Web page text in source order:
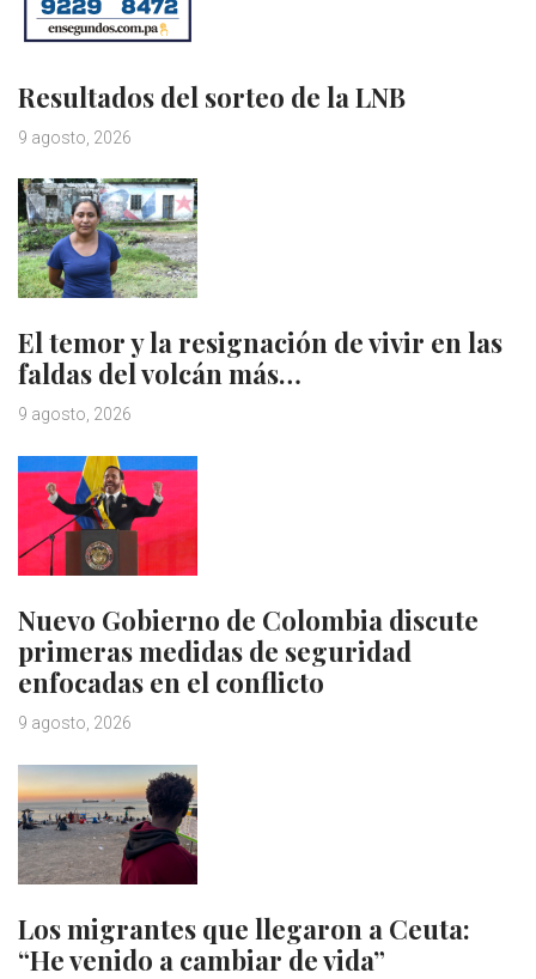
Resultados del sorteo de la LNB
9 agosto, 2026
El temor y la resignación de vivir en las
faldas del volcán más…
9 agosto, 2026
Nuevo Gobierno de Colombia discute
primeras medidas de seguridad
enfocadas en el conflicto
9 agosto, 2026
Los migrantes que llegaron a Ceuta:
“He venido a cambiar de vida”